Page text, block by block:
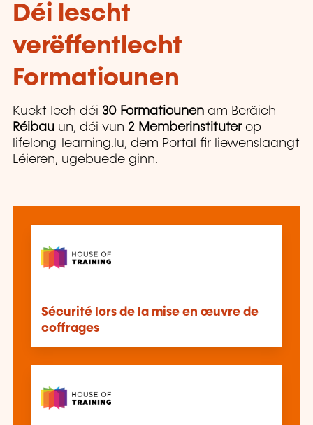
Déi lescht
verëffentlecht
Formatiounen
Kuckt Iech déi 30 Formatiounen am Beräich
Réibau un, déi vun 2 Memberinstituter op
lifelong-learning.lu, dem Portal fir liewenslaangt
Léieren, ugebuede ginn.
Sécurité lors de la mise en œuvre de
coffrages